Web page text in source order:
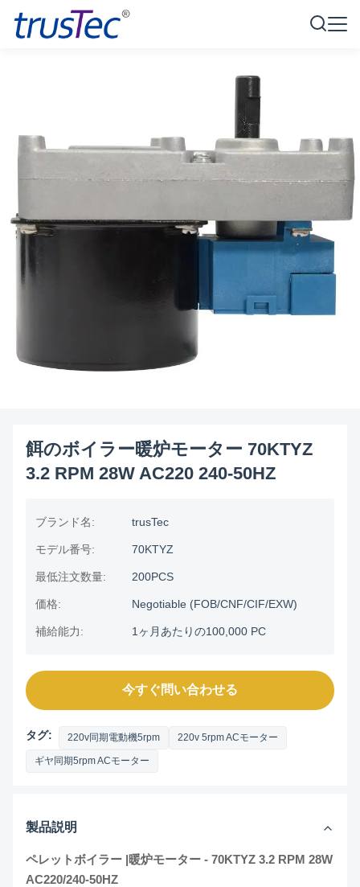
餌のボイラー暖炉モーター 70KTYZ
3.2 RPM 28W AC220 240-50HZ
ブランド名: trusTec
モデル番号: 70KTYZ
最低注文数量: 200PCS
価格: Negotiable (FOB/CNF/CIF/EXW)
補給能力: 1ヶ月あたりの100,000 PC
今すぐ問い合わせる
タグ: 220v同期電動機5rpm 220v 5rpm ACモーター
ギヤ同期5rpm ACモーター
製品説明
ペレットボイラー |暖炉モーター - 70KTYZ 3.2 RPM 28W
AC220/240-50HZ